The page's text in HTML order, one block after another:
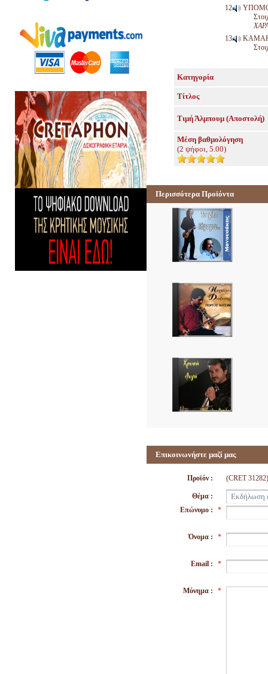
Κατηγορία
Τίτλος
Τιμή Άλμπουμ (Αποστολή)
Μέση βαθμολόγηση
(2 ψήφοι, 5.00)
Περισσότερα Προϊόντα
Επικοινωνήστε μαζί μας
Προϊόν : (CRET
Θέμα :
Επώνυμο :
*
Όνομα : *
Email : *
Μύνημα : *